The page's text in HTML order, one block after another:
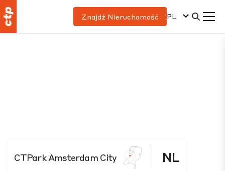
Znajdź Nieruchomość PL
CTPark Amsterdam City NL